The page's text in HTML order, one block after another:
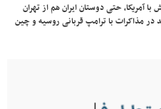
آمریکا، حتی دوستان ایران هم از تهران
در مذاکرات با ترامپ قربانی روسیه و چین